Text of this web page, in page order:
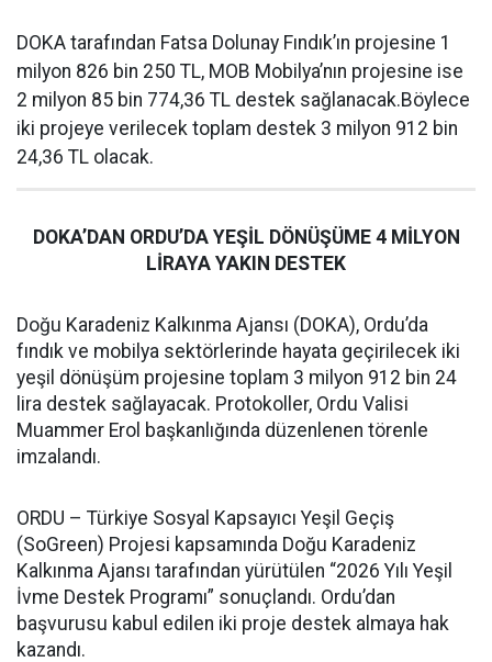
DOKA tarafından Fatsa Dolunay Fındık’ın projesine 1
milyon 826 bin 250 TL, MOB Mobilya’nın projesine ise
2 milyon 85 bin 774,36 TL destek sağlanacak.Böylece
iki projeye verilecek toplam destek 3 milyon 912 bin
24,36 TL olacak.
DOKA’DAN ORDU’DA YEŞİL DÖNÜŞÜME 4 MİLYON
LİRAYA YAKIN DESTEK
Doğu Karadeniz Kalkınma Ajansı (DOKA), Ordu’da
fındık ve mobilya sektörlerinde hayata geçirilecek iki
yeşil dönüşüm projesine toplam 3 milyon 912 bin 24
lira destek sağlayacak. Protokoller, Ordu Valisi
Muammer Erol başkanlığında düzenlenen törenle
imzalandı.
ORDU – Türkiye Sosyal Kapsayıcı Yeşil Geçiş
(SoGreen) Projesi kapsamında Doğu Karadeniz
Kalkınma Ajansı tarafından yürütülen “2026 Yılı Yeşil
İvme Destek Programı” sonuçlandı. Ordu’dan
başvurusu kabul edilen iki proje destek almaya hak
kazandı.